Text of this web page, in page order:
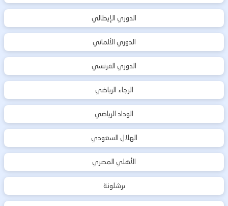
الدوري الإيطالي
الدوري الألماني
الدوري الفرنسي
الرجاء الرياضي
الوداد الرياضي
الهلال السعودي
الأهلي المصري
برشلونة